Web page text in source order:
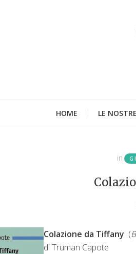
HOME LE
in
Colazione da Tiffany (
di Truman Capote